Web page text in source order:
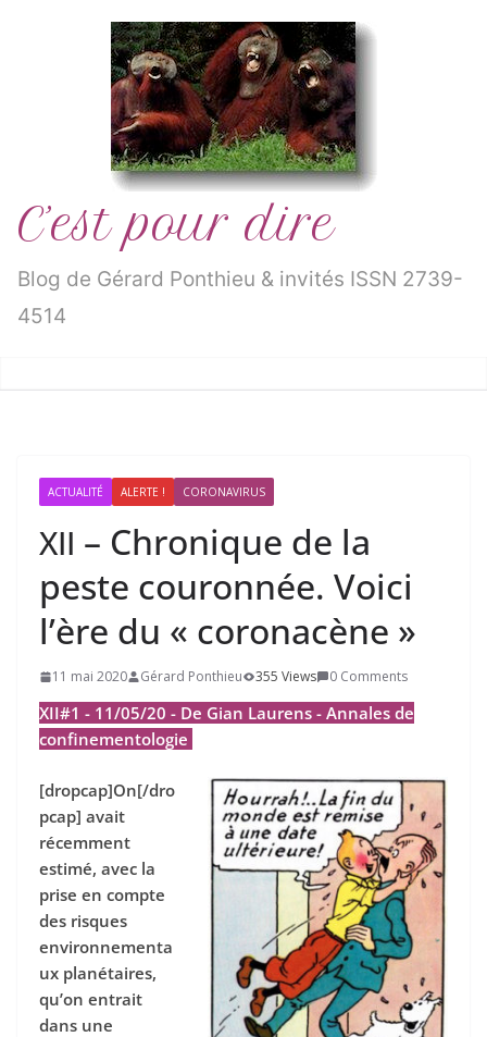
C’est pour dire
Blog de Gérard Ponthieu & invités ISSN 2739-
4514
ACTUALITÉ ALERTE ! CORONAVIRUS
XII – Chronique de la
peste couronnée. Voici
l’ère du « coronacène »
11 mai 2020 Gérard Ponthieu 355 Views 0 Comments
XII#1 - 11/05/20 - De Gian Laurens - Annales de
confinementologie
[dropcap]On[/dro
pcap] avait
récemment
estimé, avec la
prise en compte
des risques
environnementa
ux planétaires,
qu’on entrait
dans une